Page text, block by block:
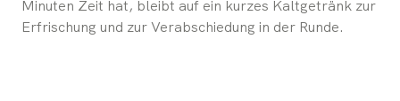
Minuten Zeit hat, bleibt auf ein kurzes Kaltgetränk zur
Erfrischung und zur Verabschiedung in der Runde.